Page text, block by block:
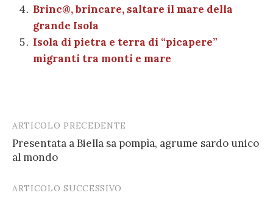
Brinc@, brincare, saltare il mare della
grande Isola
Isola di pietra e terra di “picapere”
migranti tra monti e mare
Post
navigation
ARTICOLO PRECEDENTE
Presentata a Biella sa pompìa, agrume sardo unico
al mondo
ARTICOLO SUCCESSIVO